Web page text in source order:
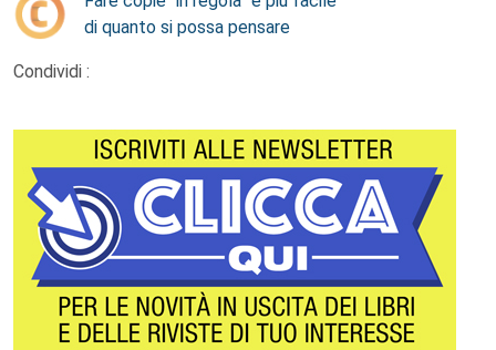
di quanto si possa pensare
Condividi :